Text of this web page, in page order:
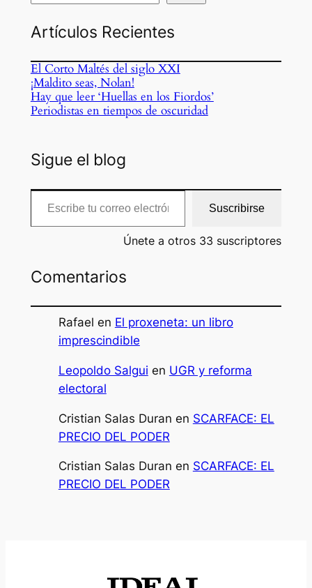
Artículos Recientes
El Corto Maltés del siglo XXI
¡Maldito seas, Nolan!
Hay que leer ‘Huellas en los Fiordos’
Periodistas en tiempos de oscuridad
Sigue el blog
Escribe tu correo electrónico…
Suscribirse
Únete a otros 33 suscriptores
Comentarios
Rafael en El proxeneta: un libro
imprescindible
Leopoldo Salgui en UGR y reforma
electoral
Cristian Salas Duran en SCARFACE: EL
PRECIO DEL PODER
Cristian Salas Duran en SCARFACE: EL
PRECIO DEL PODER